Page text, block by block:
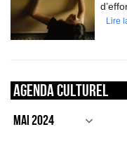
Lire
Agenda culturel